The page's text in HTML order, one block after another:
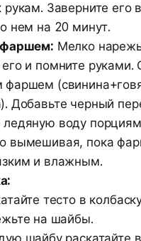
рукам. Заверните его
о нем на 20 минут.
фаршем: Мелко
его и помните
Добавьте черный
ледяную воду
вымешивая, пока
и влажным.
тесто в
на шайбы.